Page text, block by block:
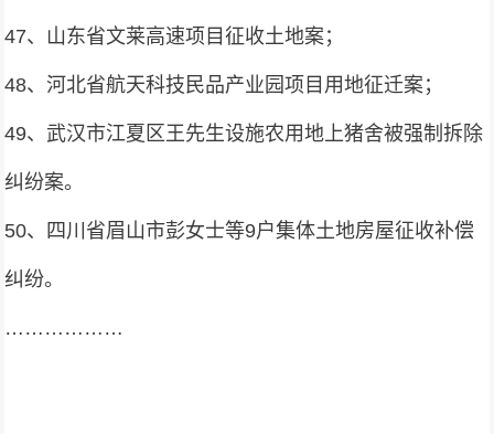
47、山东省文莱高速项目征收土地案；
48、河北省航天科技民品产业园项目用地征迁案；
49、武汉市江夏区王先生设施农用地上猪舍被强制拆除
纠纷案。
50、四川省眉山市彭女士等9户集体土地房屋征收补偿
纠纷。
………………